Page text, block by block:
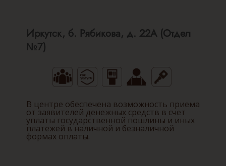
Иркутск, б. Рябикова, д. 22А (Отдел
№7)
В центре обеспечена возможность приема
от заявителей денежных средств в счет
уплаты государственной пошлины и иных
платежей в наличной и безналичной
формах оплаты.